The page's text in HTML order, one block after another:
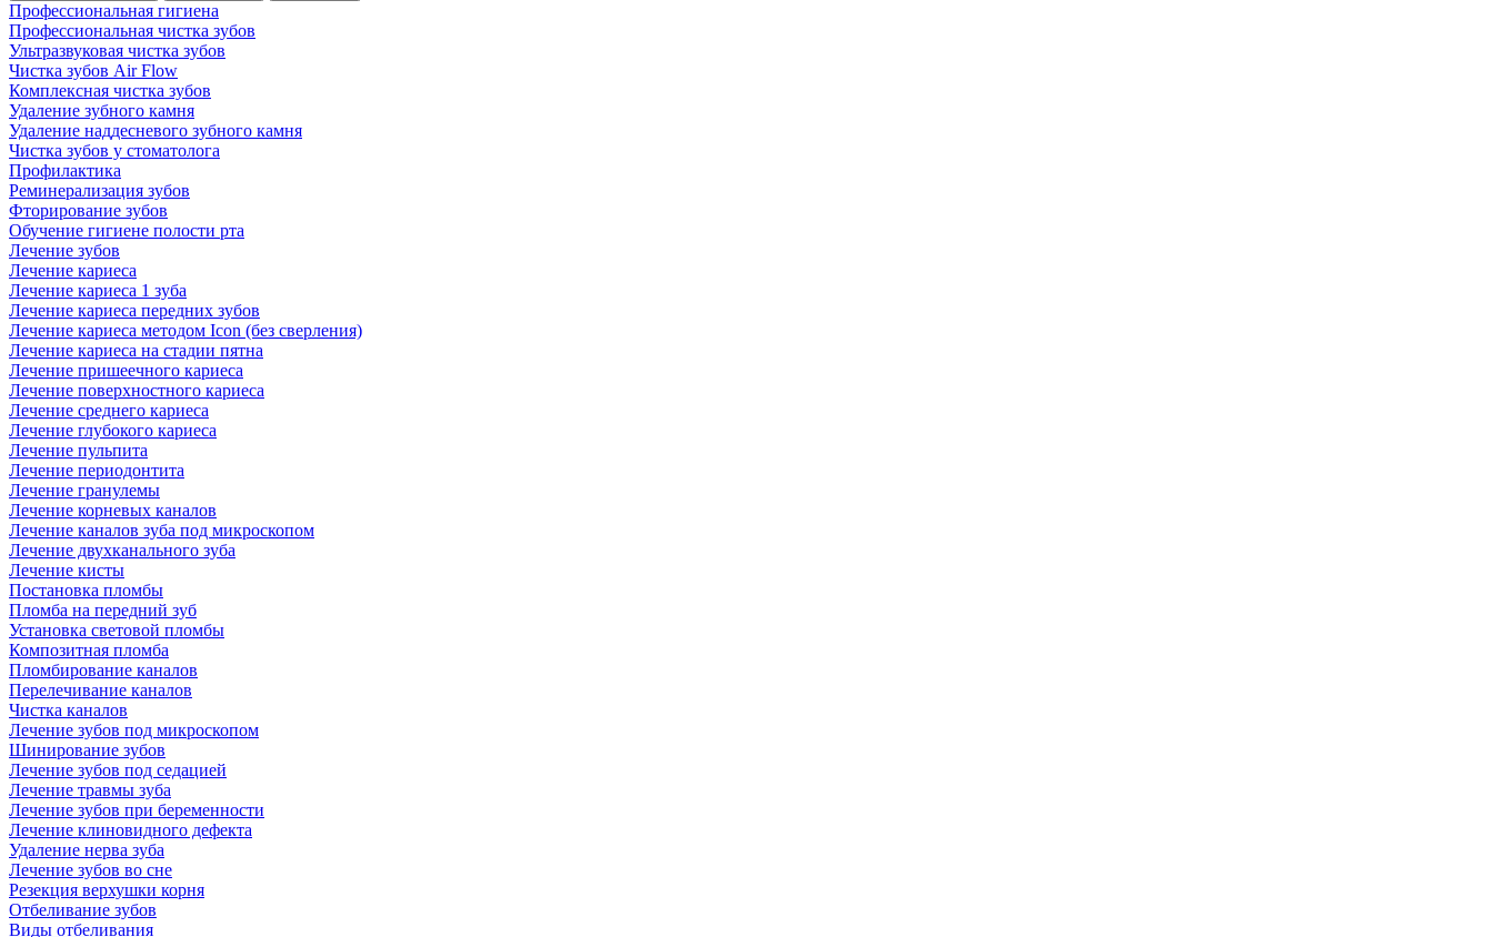
Профессиональная гигиена
Профессиональная чистка зубов
Ультразвуковая чистка зубов
Чистка зубов Air Flow
Комплексная чистка зубов
Удаление зубного камня
Удаление наддесневого зубного камня
Чистка зубов у стоматолога
Профилактика
Реминерализация зубов
Фторирование зубов
Обучение гигиене полости рта
Лечение зубов
Лечение кариеса
Лечение кариеса 1 зуба
Лечение кариеса передних зубов
Лечение кариеса методом Icon (без сверления)
Лечение кариеса на стадии пятна
Лечение пришеечного кариеса
Лечение поверхностного кариеса
Лечение среднего кариеса
Лечение глубокого кариеса
Лечение пульпита
Лечение периодонтита
Лечение гранулемы
Лечение корневых каналов
Лечение каналов зуба под микроскопом
Лечение двухканального зуба
Лечение кисты
Постановка пломбы
Пломба на передний зуб
Установка световой пломбы
Композитная пломба
Пломбирование каналов
Перелечивание каналов
Чистка каналов
Лечение зубов под микроскопом
Шинирование зубов
Лечение зубов под седацией
Лечение травмы зуба
Лечение зубов при беременности
Лечение клиновидного дефекта
Удаление нерва зуба
Лечение зубов во сне
Резекция верхушки корня
Отбеливание зубов
Виды отбеливания